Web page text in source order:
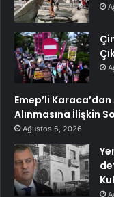
Emep’li
Alınmasına İlişkin
Ağustos 6, 2026